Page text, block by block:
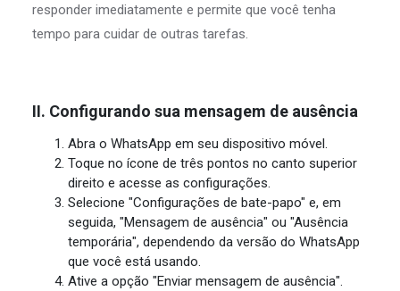
responder imediatamente e permite que você tenha
tempo para cuidar de outras tarefas.
II. Configurando sua mensagem de ausência
Abra o WhatsApp em seu dispositivo móvel.
Toque no ícone de três pontos no canto superior
direito e acesse as configurações.
Selecione "Configurações de bate-papo" e, em
seguida, "Mensagem de ausência" ou "Ausência
temporária", dependendo da versão do WhatsApp
que você está usando.
Ative a opção "Enviar mensagem de ausência".